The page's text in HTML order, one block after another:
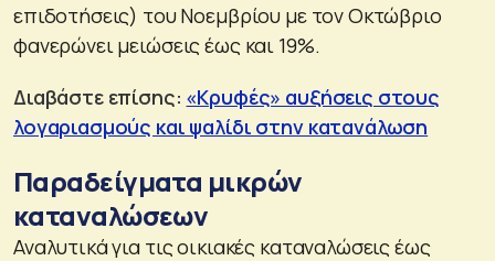
επιδοτήσεις) του Νοεμβρίου με τον Οκτώβριο
φανερώνει μειώσεις έως και 19%.
Διαβάστε επίσης: «Κρυφές» αυξήσεις στους
λογαριασμούς και ψαλίδι στην κατανάλωση
Παραδείγματα μικρών
καταναλώσεων
Αναλυτικά για τις οικιακές καταναλώσεις έως